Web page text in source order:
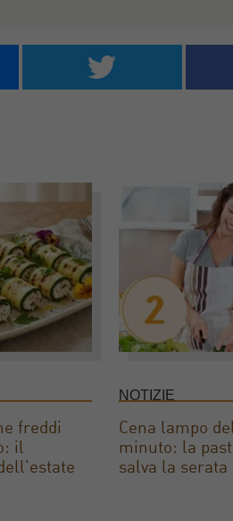
freddi
il
NOTIZIE
Cena lampo
minuto: la
salva la serata